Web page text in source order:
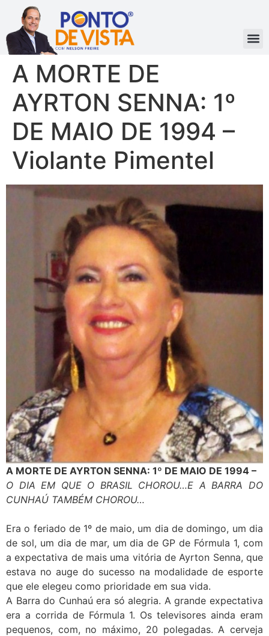
A MORTE DE
AYRTON SENNA: 1º
DE MAIO DE 1994 –
Violante Pimentel
A MORTE DE AYRTON SENNA: 1º DE MAIO DE 1994 –
O DIA EM QUE O BRASIL CHOROU…E A BARRA DO
CUNHAÚ TAMBÉM CHOROU…
Era o feriado de 1º de maio, um dia de domingo, um dia
de sol, um dia de mar, um dia de GP de Fórmula 1, com
a expectativa de mais uma vitória de Ayrton Senna, que
estava no auge do sucesso na modalidade de esporte
que ele elegeu como prioridade em sua vida.
A Barra do Cunhaú era só alegria. A grande expectativa
era a corrida de Fórmula 1. Os televisores ainda eram
pequenos, com, no máximo, 20 polegadas. A cerveja